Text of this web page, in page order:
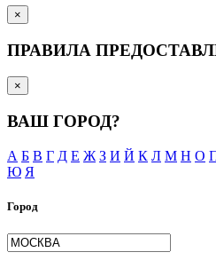
×
ПРАВИЛА
×
ВАШ ГОРОД?
А Б В Г Д Е Ж З И Й К Л М Н О
Ю Я
Город